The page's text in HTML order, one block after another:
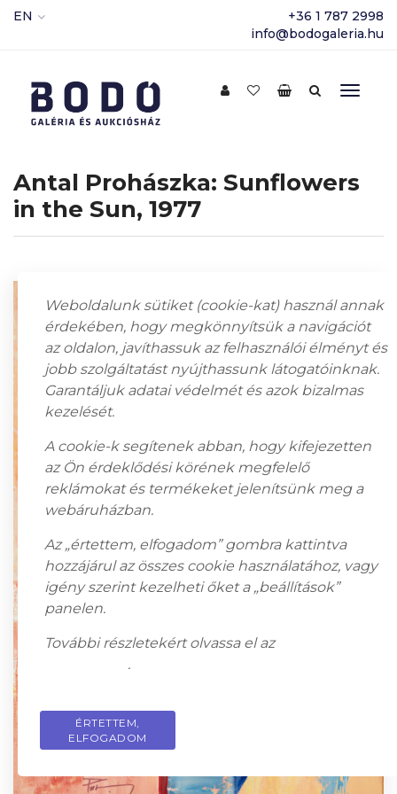
EN
+36 1 787 2998
info@bodogaleria.hu
Antal Prohászka: Sunflowers
in the Sun, 1977
Weboldalunk sütiket (cookie-kat) használ annak
érdekében, hogy megkönnyítsük a navigációt
az oldalon, javíthassuk az felhasználói élményt és
jobb szolgáltatást nyújthassunk látogatóinknak.
Garantáljuk adatai védelmét és azok bizalmas
kezelését.
A cookie-k segítenek abban, hogy kifejezetten
az Ön érdeklődési körének megfelelő
reklámokat és termékeket jelenítsünk meg a
webáruházban.
Az „értettem, elfogadom” gombra kattintva
hozzájárul az összes cookie használatához, vagy
igény szerint kezelheti őket a „beállítások”
panelen.
További részletekért olvassa el az
.
ÉRTETTEM,
ELFOGADOM